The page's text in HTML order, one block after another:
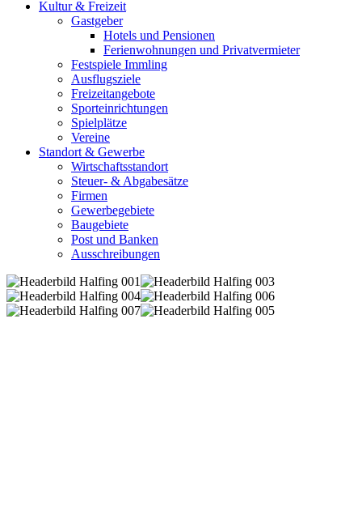
Kultur & Freizeit
Gastgeber
Hotels und Pensionen
Ferienwohnungen und Privatvermieter
Festspiele Immling
Ausflugsziele
Freizeitangebote
Sporteinrichtungen
Spielplätze
Vereine
Standort & Gewerbe
Wirtschaftsstandort
Steuer- & Abgabesätze
Firmen
Gewerbegebiete
Baugebiete
Post und Banken
Ausschreibungen